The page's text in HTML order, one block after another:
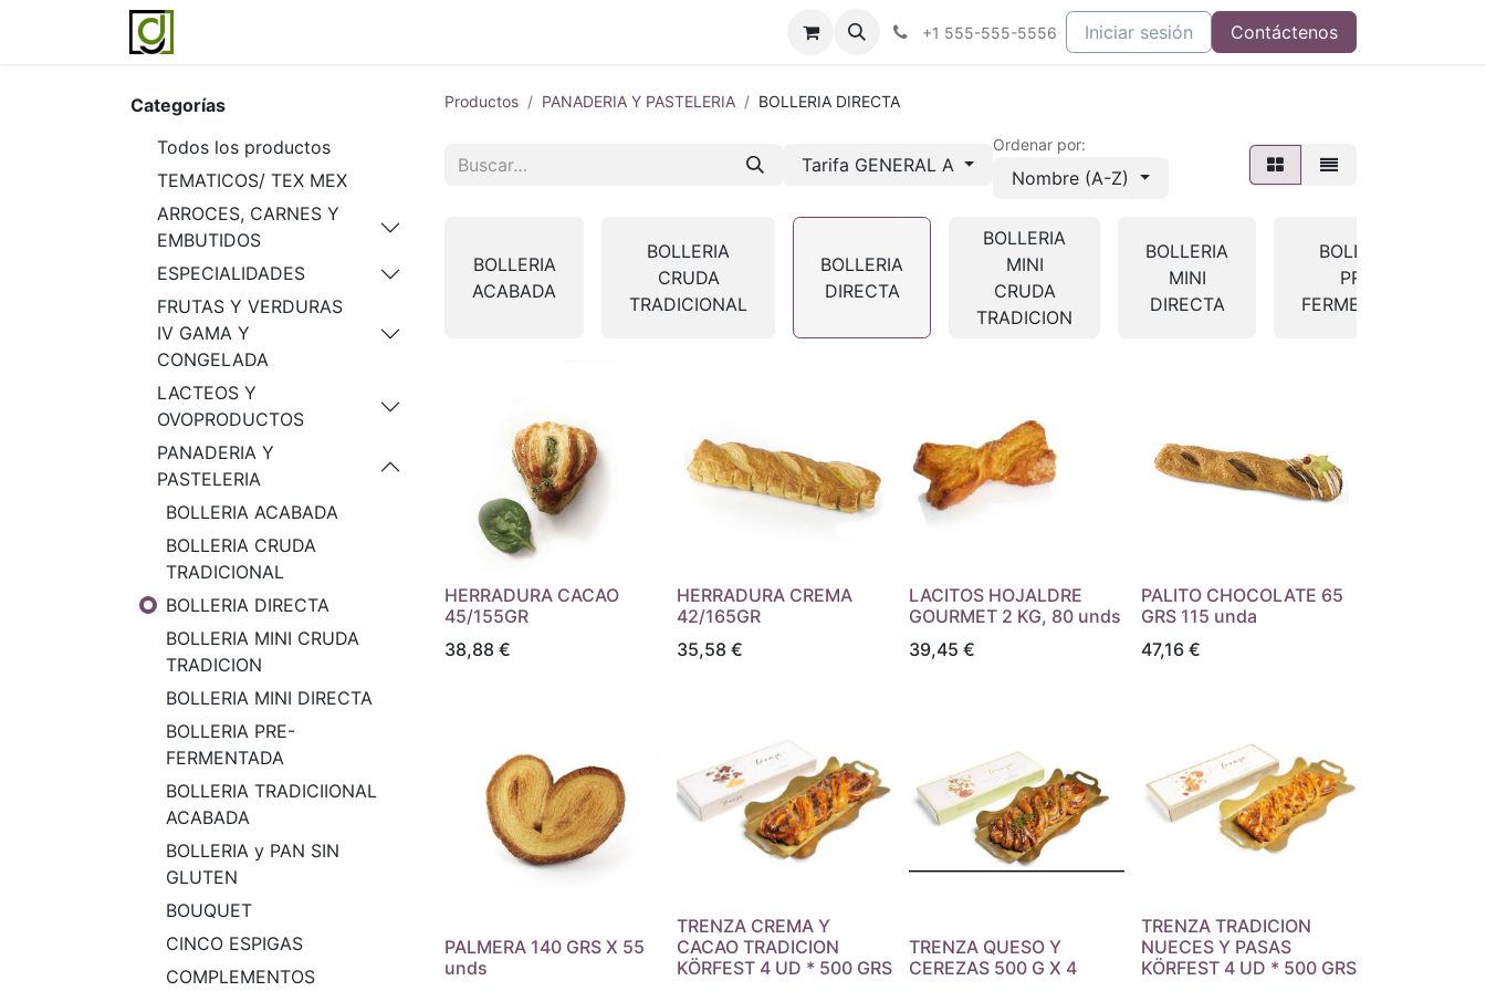
Blog Contáctenos
+1 555-555-5556 Iniciar sesión Contáctenos
Categorías
Todos los productos
TEMATICOS/ TEX MEX
ARROCES, CARNES Y
EMBUTIDOS
ESPECIALIDADES
FRUTAS Y VERDURAS
IV GAMA Y
CONGELADA
LACTEOS Y
OVOPRODUCTOS
PANADERIA Y
PASTELERIA
BOLLERIA ACABADA
BOLLERIA CRUDA
TRADICIONAL
BOLLERIA DIRECTA
BOLLERIA MINI CRUDA
TRADICION
BOLLERIA MINI DIRECTA
BOLLERIA PRE-
FERMENTADA
BOLLERIA TRADICIIONAL
ACABADA
BOLLERIA y PAN SIN
GLUTEN
BOUQUET
CINCO ESPIGAS
COMPLEMENTOS
Productos PANADERIA Y PASTELERIA BOLLERIA DIRECTA
Tarifa GENERAL A
Ordenar por:
Nombre (A-Z)
BOLLERIA
ACABADA
BOLLERIA
CRUDA
TRADICIONAL
BOLLERIA
DIRECTA
BOLLERIA
MINI
CRUDA
TRADICION
BOLLERIA
MINI
DIRECTA
BOLLERIA
PRE-
FERMENTADA
HERRADURA CACAO
45/155GR
38,88 €
HERRADURA CREMA
42/165GR
35,58 €
LACITOS HOJALDRE
GOURMET 2 KG, 80 unds
39,45 €
PALITO CHOCOLATE 65
GRS 115 unda
47,16 €
PALMERA 140 GRS X 55
unds
TRENZA CREMA Y
CACAO TRADICION
KÖRFEST 4 UD * 500 GRS
TRENZA QUESO Y
CEREZAS 500 G X 4
TRENZA TRADICION
NUECES Y PASAS
KÖRFEST 4 UD * 500 GRS